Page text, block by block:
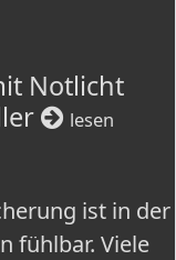
Notlicht
lesen
ist in der
fühlbar. Viele